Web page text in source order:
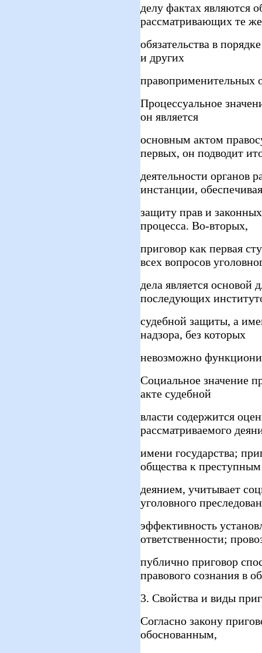
делу фактах являются
рассматривающих те же
обязательства в
и других
правоприменительных
Процессуальное
он является
основным актом
первых, он подводит
деятельности органов
инстанции, обеспечивая
защиту прав и
процесса. Во-вторых,
приговор как первая
всех вопросов
дела является основой
последующих
судебной защиты, а
надзора, без которых
невозможно
Социальное значение
акте судебной
власти содержится
рассматриваемого
имени государства;
общества к преступным
деянием, учитывает
уголовного
эффективность
ответственности;
публично приговор
правового сознания в
3. Свойства и виды
Согласно закону
обоснованным,